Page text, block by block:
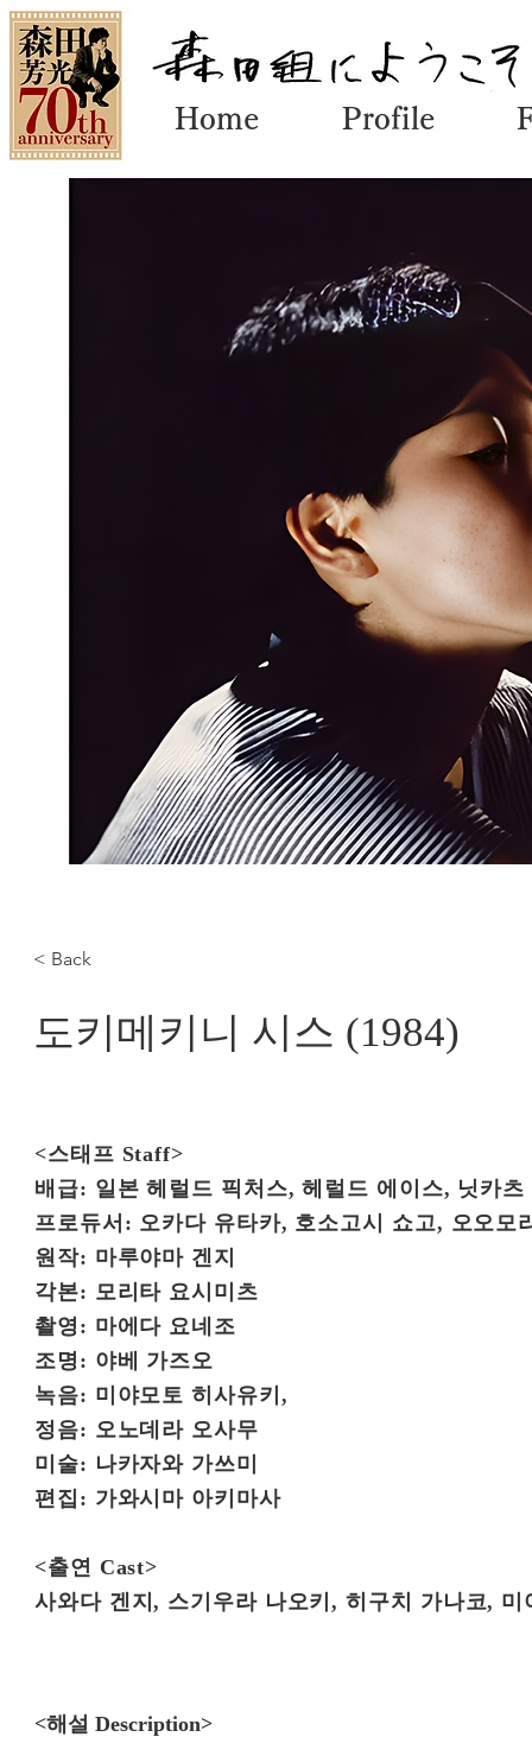
Home Profile
< Back
도키메키니 시스 (1984)
<스태프 Staff>
배급: 일본 헤럴드 픽처스, 헤럴드 에이스, 닛카츠
프로듀서: 오카다 유타카, 호소고시 쇼고, 오오모
원작: 마루야마 겐지
각본: 모리타 요시미츠
촬영: 마에다 요네조
조명: 야베 가즈오
녹음: 미야모토 히사유키,
정음: 오노데라 오사무
미술: 나카자와 가쓰미
편집: 가와시마 아키마사
<출연 Cast>
사와다 겐지, 스기우라 나오키, 히구치 가나코,
<해설 Description>